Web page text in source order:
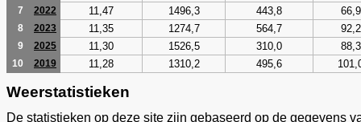
7 2022 11,47 1496,3 443,8 66,9
8 2023 11,35 1274,7 564,7 92,2
9 2025 11,30 1526,5 310,0 88,3
10 2019 11,28 1310,2 495,6
Weerstatistieken
De statistieken op deze site zijn gebaseerd op de gegevens